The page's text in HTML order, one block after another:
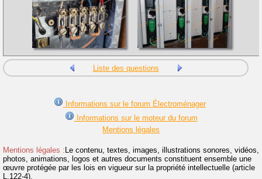
Liste des questions
Informations sur le forum Électroménager
Informations sur le moteur du forum
Mentions légales
Mentions légales :Le contenu, textes, images, illustrations sonores, vidéos,
photos, animations, logos et autres documents constituent ensemble une
œuvre protégée par les lois en vigueur sur la propriété intellectuelle (article
L.122-4).